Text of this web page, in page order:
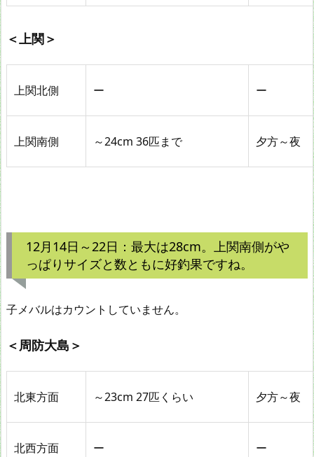
＜上関＞
上関北側 ー ー
上関南側 ～24cm 36匹まで 夕方～夜
12月14日～22日：最大は28cm。上関南側がや
っぱりサイズと数ともに好釣果ですね。
子メバルはカウントしていません。
＜周防大島＞
北東方面 ～23cm 27匹くらい 夕方～夜
北西方面 ー ー